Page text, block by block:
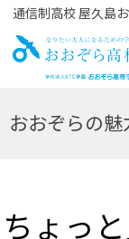
通信制高校 屋久島
おおぞらの魅
ちょっ